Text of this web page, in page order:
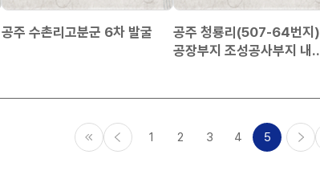
공주 수촌리고분군 6차 발굴
공주 청룡리(507-64번지)
공장부지 조성공사부지 내
1 2 3 4 5